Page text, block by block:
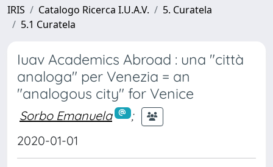
IRIS Catalogo Ricerca I.U.A.V.
5. Curatela
5.1 Curatela
Iuav Academics Abroad : una "città
analoga" per Venezia = an
"analogous city" for Venice
Sorbo Emanuela
;
2020-01-01